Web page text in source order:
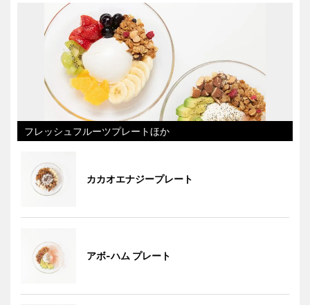
フレッシュフルーツプレートほか
カカオエナジープレート
アボ-ハム プレート